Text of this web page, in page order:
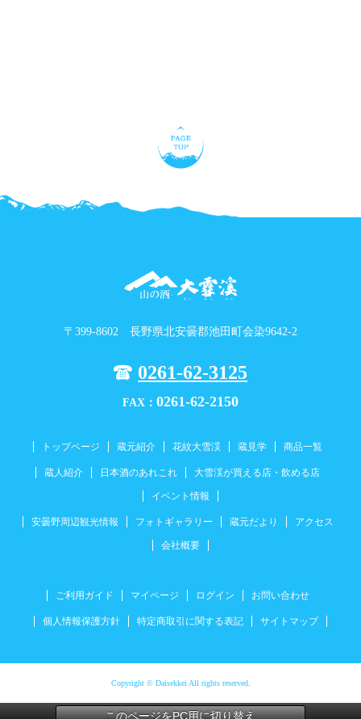
〒399-8602 長野県北安曇郡池田町会染9642-2
0261-62-3125
FAX： 0261-62-2150
トップページ 蔵元紹介 花紋大雪渓 蔵見学 商品一覧
蔵人紹介 日本酒のあれこれ 大雪渓が買える店・飲める店
イベント情報
安曇野周辺観光情報 フォトギャラリー 蔵元だより アクセス
会社概要
ご利用ガイド マイページ ログイン お問い合わせ
個人情報保護方針 特定商取引に関する表記 サイトマップ
Copyright © Daisekkei All rights reserved.
このページをPC用に切り替え